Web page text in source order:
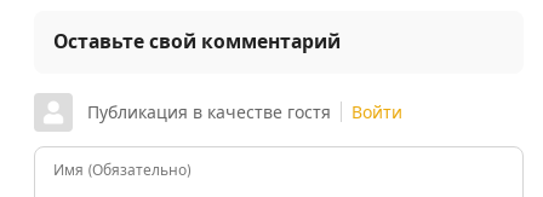
Оставьте свой комментарий
Публикация в качестве гостя Войти
Имя (Обязательно)